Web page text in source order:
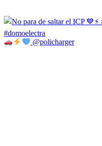
@policharger